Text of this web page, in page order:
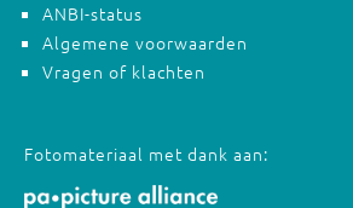
ANBI-status
Algemene voorwaarden
Vragen of klachten
Fotomateriaal met dank aan: